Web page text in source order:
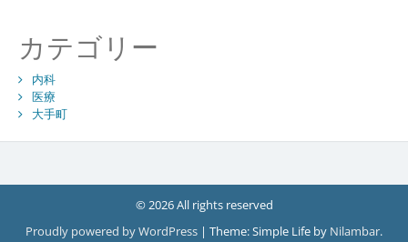
カテゴリー
内科
医療
大手町
© 2026 All rights reserved
Proudly powered by WordPress | Theme: Simple Life by Nilambar.